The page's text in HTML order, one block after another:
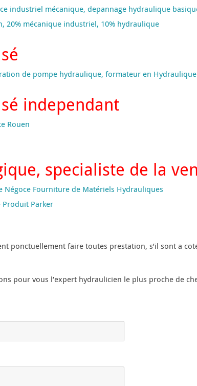
industriel mécanique, depannage hydraulique
20% mécanique industriel, 10% hydraulique
de pompe hydraulique, formateur en Hydraulique
independant
Rouen
specialiste de la
Négoce Fourniture de Matériels Hydrauliques
Produit Parker
ponctuellement faire toutes prestation, s’il sont a
pour vous l’expert hydraulicien le plus proche de